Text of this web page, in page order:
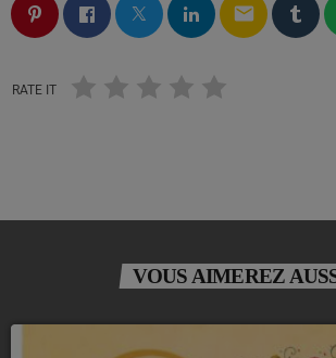
email
RATE IT
VOUS AIMEREZ